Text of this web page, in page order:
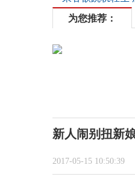
为您推荐：
新人闹别扭新
2017-05-15 10:50:39